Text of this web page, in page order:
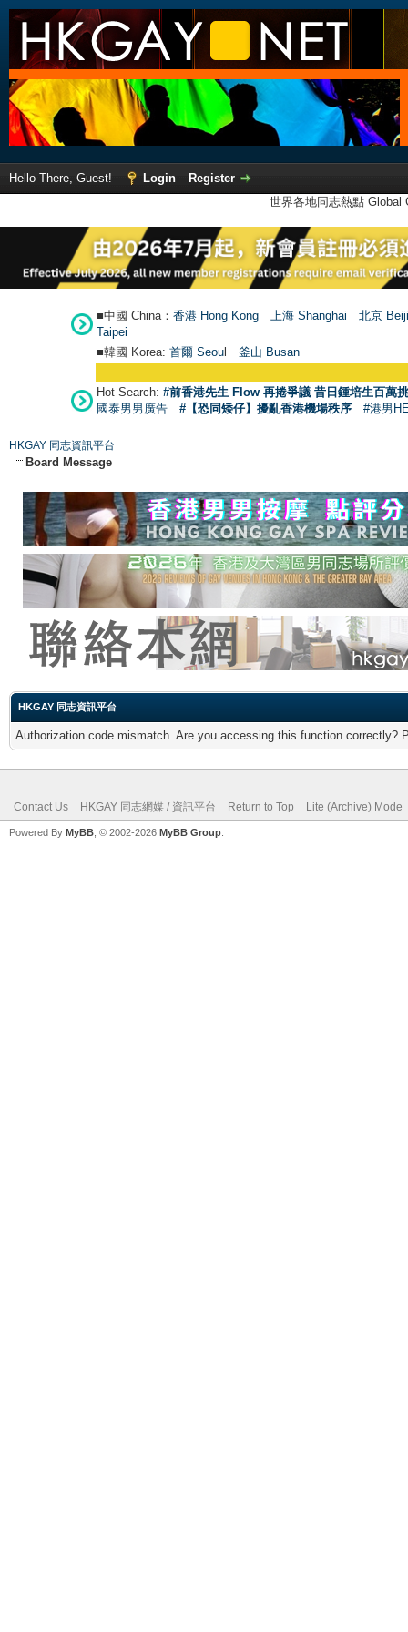
Hello There, Guest! Login
Register
世界各地同志熱點
■中國 China： 香港 Hong Kong 上海 Shanghai
北京
Taipei
■韓國 Korea: 首爾 Seoul 釜山 Busan
Hot Search: #前香港先生 Flow 再捲爭議 昔日鍾培生百萬
國泰男男廣告
#【恐同矮仔】擾亂香港機場秩序 #港男
HKGAY 同志資訊平台
Board Message
HKGAY 同志資訊平台
Authorization code mismatch. Are you accessing this function correctly?
Contact Us HKGAY 同志網媒 / 資訊平台 Return to Top Lite (Archive) Mode
Powered By MyBB , © 2002-2026 MyBB Group